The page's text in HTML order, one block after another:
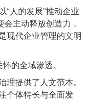
“人的发展”推动企业
主动释放创造力，
现代企业管理的文明
的全域渗透。
提供了人文范本。
个体特长与全面发